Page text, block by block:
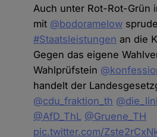
Auch unter Rot-Rot-Grün
mit @bodoramelow
#Staatsleistungen an die
Gegen das eigene
Wahlprüfstein
handelt der
@cdu_fraktion_th
@AfD_ThL @Gruene_TH
pic.twitter.com/